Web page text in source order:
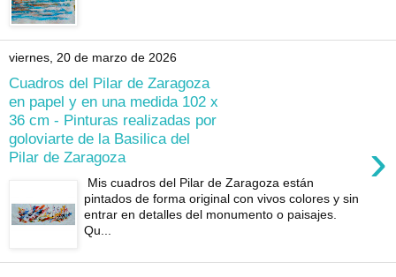
viernes, 20 de marzo de 2026
Cuadros del Pilar de Zaragoza
en papel y en una medida 102 x
36 cm - Pinturas realizadas por
goloviarte de la Basilica del
Pilar de Zaragoza
›
Mis cuadros del Pilar de Zaragoza están
pintados de forma original con vivos colores y sin
entrar en detalles del monumento o paisajes.
Qu...